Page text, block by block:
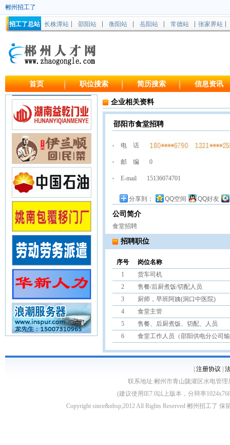
郴州招工了
招工了总站 长株潭站 邵阳站 衡阳站 岳阳站 常德站 张家界站
首页 职位搜索 简历搜索 信息资讯
企业相关资料
邵阳市食堂招聘
电 话
邮 编 0
E-mail 15136074701
分享到： QQ空间 QQ好友
公司简介
食堂招聘
招聘职位
序号
岗位名称
1
货车司机
2
售餐/后厨煮饭/切配人员
3
厨师，早班阿姨(洞口中医院)
4
食堂主管
5
售餐、后厨煮饭、切配、人员
6
食堂工作人员（邵阳供电分公司
注册协议
联系地址:郴州市青山陇灌区水电管理
(建议使用IE7.0以上版本，分辩率
Copyright since&nbsp;2012 All Rights Reserved 郴州招工了